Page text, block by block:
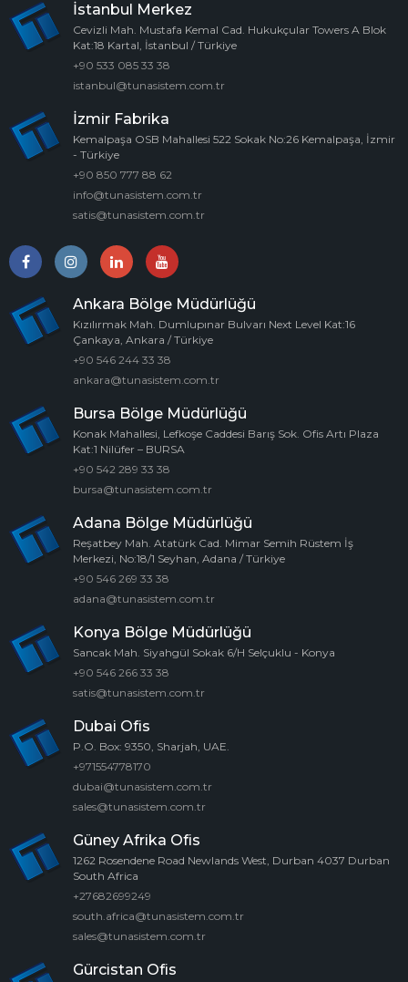
İstanbul Merkez
Cevizli Mah. Mustafa Kemal Cad. Hukukçular Towers A Blok
Kat:18 Kartal, İstanbul / Türkiye
+90 533 085 33 38
istanbul@tunasistem.com.tr
İzmir Fabrika
Kemalpaşa OSB Mahallesi 522 Sokak No:26 Kemalpaşa, İzmir
- Türkiye
+90 850 777 88 62
info@tunasistem.com.tr
satis@tunasistem.com.tr
Ankara Bölge Müdürlüğü
Kızılırmak Mah. Dumlupınar Bulvarı Next Level Kat:16
Çankaya, Ankara / Türkiye
+90 546 244 33 38
ankara@tunasistem.com.tr
Bursa Bölge Müdürlüğü
Konak Mahallesi, Lefkoşe Caddesi Barış Sok. Ofis Artı Plaza
Kat:1 Nilüfer – BURSA
+90 542 289 33 38
bursa@tunasistem.com.tr
Adana Bölge Müdürlüğü
Reşatbey Mah. Atatürk Cad. Mimar Semih Rüstem İş
Merkezi, No:18/1 Seyhan, Adana / Türkiye
+90 546 269 33 38
adana@tunasistem.com.tr
Konya Bölge Müdürlüğü
Sancak Mah. Siyahgül Sokak 6/H Selçuklu - Konya
+90 546 266 33 38
satis@tunasistem.com.tr
Dubai Ofis
P.O. Box: 9350, Sharjah, UAE.
+971554778170
dubai@tunasistem.com.tr
sales@tunasistem.com.tr
Güney Afrika Ofis
1262 Rosendene Road Newlands West, Durban 4037 Durban
South Africa
+27682699249
south.africa@tunasistem.com.tr
sales@tunasistem.com.tr
Gürcistan Ofis